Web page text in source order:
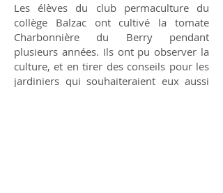
Les élèves du club permaculture du
collège Balzac ont cultivé la tomate
Charbonnière du Berry pendant
plusieurs années. Ils ont pu observer la
culture, et en tirer des conseils pour les
jardiniers qui souhaiteraient eux aussi